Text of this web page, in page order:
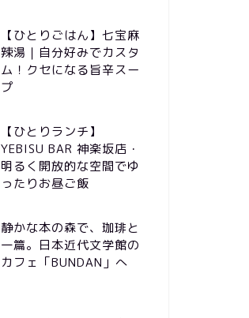
【ひとりごはん】七宝麻
辣湯｜自分好みでカスタ
ム！クセになる旨辛スー
プ
【ひとりランチ】
YEBISU BAR 神楽坂店・
明るく開放的な空間でゆ
ったりお昼ご飯
静かな本の森で、珈琲と
一篇。日本近代文学館の
カフェ「BUNDAN」へ